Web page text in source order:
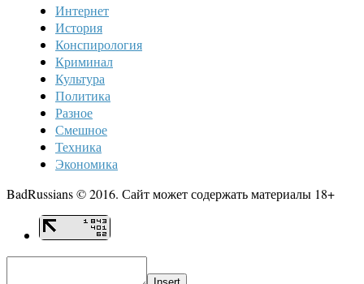
Интернет
История
Конспирология
Криминал
Культура
Политика
Разное
Смешное
Техника
Экономика
BadRussians © 2016. Сайт может содержать материалы 18+